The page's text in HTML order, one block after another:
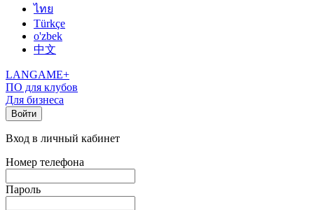
ไทย
Türkçe
o'zbek
中文
LANGAME+
ПО для клубов
Для бизнеса
Войти
Вход в личный кабинет
Номер телефона
Пароль